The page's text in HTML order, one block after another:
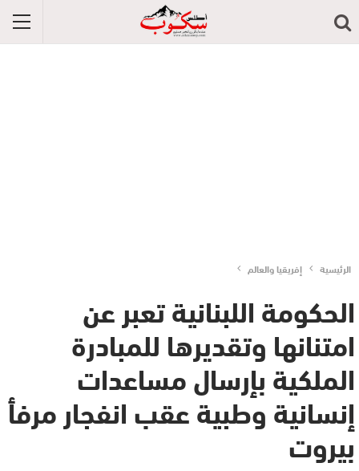
الرئيسية إفريقيا والعالم
الحكومة اللبنانية تعبر عن
امتنانها وتقديرها للمبادرة
الملكية بإرسال مساعدات
إنسانية وطبية عقب انفجار مرفأ
بيروت